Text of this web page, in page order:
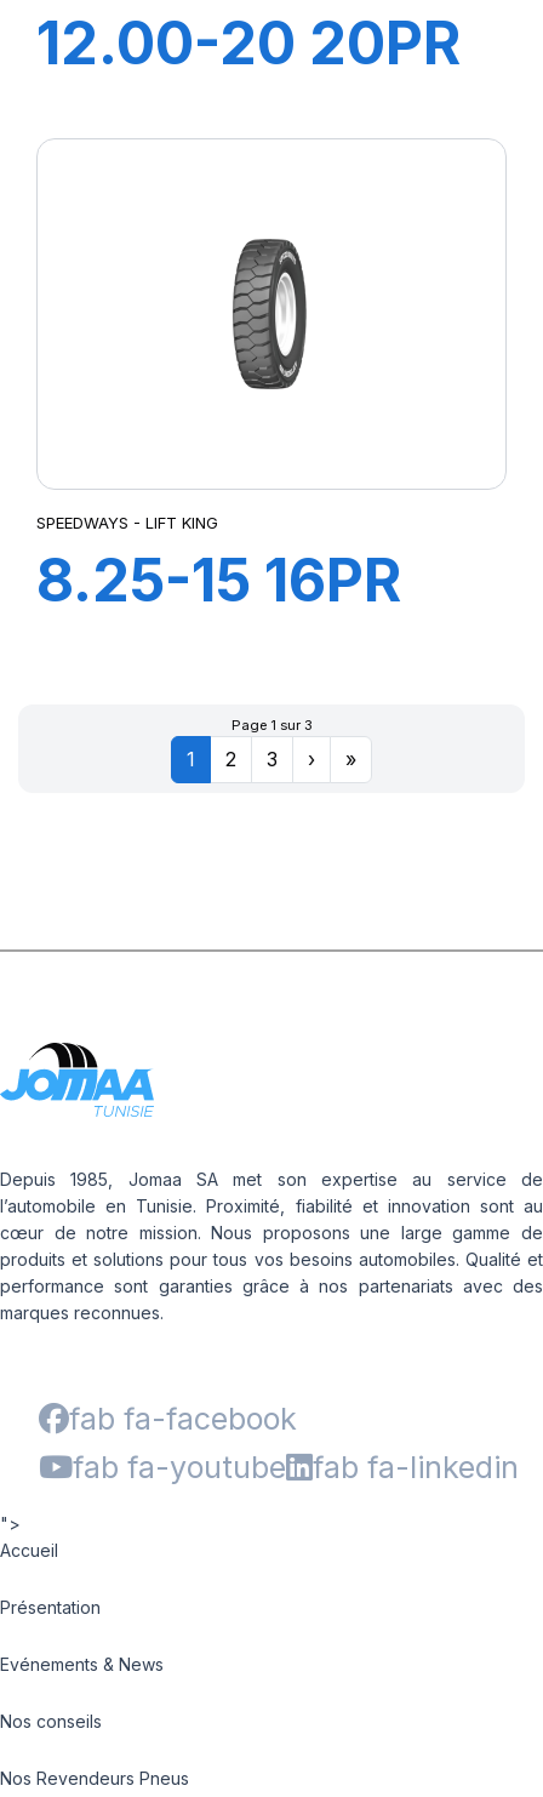
12.00-20 20PR
air+Flap
SPEEDWAYS - LIFT KING
8.25-15 16PR
+Ch à air+Flap
Page 1 sur 3
1 2 3 › »
Depuis 1985, Jomaa SA met son expertise au service de
l’automobile en Tunisie. Proximité, fiabilité et innovation sont au
cœur de notre mission. Nous proposons une large gamme de
produits et solutions pour tous vos besoins automobiles. Qualité et
performance sont garanties grâce à nos partenariats avec des
marques reconnues.
fab fa-facebook
fab fa-youtube
fab fa-linkedin
">
Accueil
Présentation
Evénements & News
Nos conseils
Nos Revendeurs Pneus